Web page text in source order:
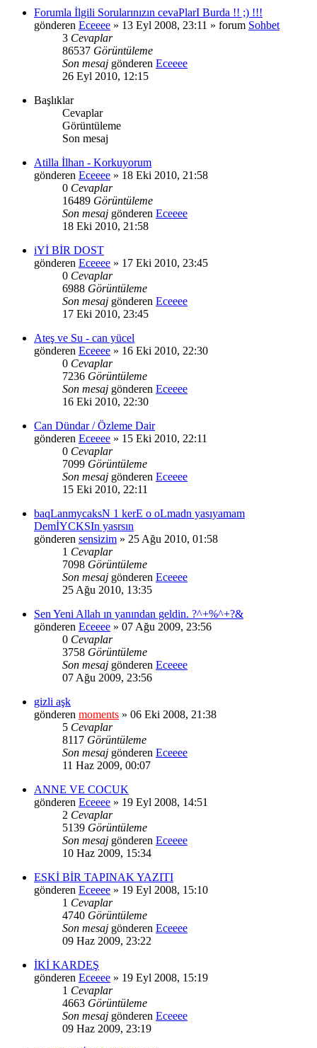
Forumla İlgili Sorularınızın cevaPlarI Burda !! ;) !!!
gönderen Eceeee » 13 Eyl 2008, 23:11 » forum Sohbet
3 Cevaplar
86537 Görüntüleme
Son mesaj gönderen Eceeee
26 Eyl 2010, 12:15
Başlıklar
Cevaplar
Görüntüleme
Son mesaj
Atilla İlhan - Korkuyorum
gönderen Eceeee » 18 Eki 2010, 21:58
0 Cevaplar
16489 Görüntüleme
Son mesaj gönderen Eceeee
18 Eki 2010, 21:58
iYİ BİR DOST
gönderen Eceeee » 17 Eki 2010, 23:45
0 Cevaplar
6988 Görüntüleme
Son mesaj gönderen Eceeee
17 Eki 2010, 23:45
Ateş ve Su - can yücel
gönderen Eceeee » 16 Eki 2010, 22:30
0 Cevaplar
7236 Görüntüleme
Son mesaj gönderen Eceeee
16 Eki 2010, 22:30
Can Dündar / Özleme Dair
gönderen Eceeee » 15 Eki 2010, 22:11
0 Cevaplar
7099 Görüntüleme
Son mesaj gönderen Eceeee
15 Eki 2010, 22:11
baqLanmycaksN 1 kerE o oLmadn yasıyamam
DemİYCKSIn yasrsın
gönderen sensizim » 25 Ağu 2010, 01:58
1 Cevaplar
7098 Görüntüleme
Son mesaj gönderen Eceeee
25 Ağu 2010, 13:35
Sen Yeni Allah ın yanından geldin. ?^+%^+?&
gönderen Eceeee » 07 Ağu 2009, 23:56
0 Cevaplar
3758 Görüntüleme
Son mesaj gönderen Eceeee
07 Ağu 2009, 23:56
gizli aşk
gönderen moments » 06 Eki 2008, 21:38
5 Cevaplar
8117 Görüntüleme
Son mesaj gönderen Eceeee
11 Haz 2009, 00:07
ANNE VE COCUK
gönderen Eceeee » 19 Eyl 2008, 14:51
2 Cevaplar
5139 Görüntüleme
Son mesaj gönderen Eceeee
10 Haz 2009, 15:34
ESKİ BİR TAPINAK YAZITI
gönderen Eceeee » 19 Eyl 2008, 15:10
1 Cevaplar
4740 Görüntüleme
Son mesaj gönderen Eceeee
09 Haz 2009, 23:22
İKİ KARDEŞ
gönderen Eceeee » 19 Eyl 2008, 15:19
1 Cevaplar
4663 Görüntüleme
Son mesaj gönderen Eceeee
09 Haz 2009, 23:19